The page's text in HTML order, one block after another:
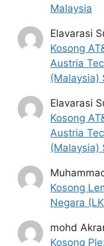
Malaysia
Elavarasi
Kosong
Austria
(Malaysia)
Elavarasi
Kosong
Austria
(Malaysia)
Kosong
Negara
mohd
Kosong